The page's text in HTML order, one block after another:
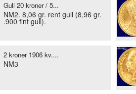
Gull 20 kroner / 5...
NM2. 8,06 gr. rent gull (8,96 gr.
.900 fint gull).
2 kroner 1906 kv....
NM3